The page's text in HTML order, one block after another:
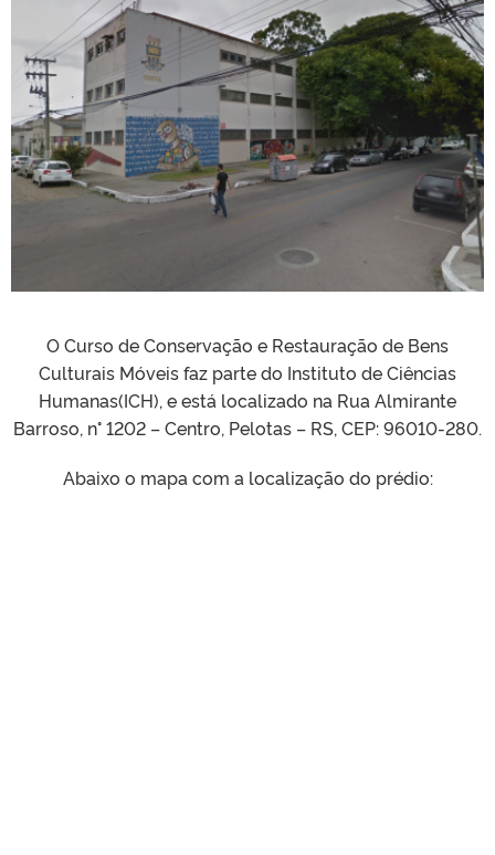
O Curso de Conservação e Restauração de Bens
Culturais Móveis faz parte do Instituto de Ciências
Humanas(ICH), e está localizado na Rua Almirante
Barroso, n° 1202 – Centro, Pelotas – RS, CEP: 96010-280.
Abaixo o mapa com a localização do prédio: